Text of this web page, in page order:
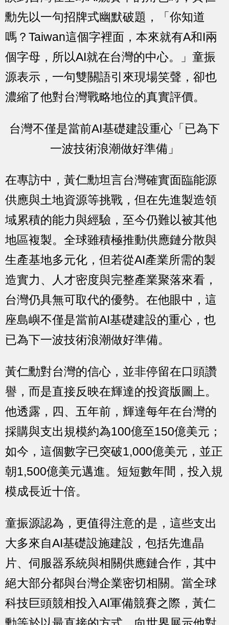
勳先以一句招牌式幽默破題，「你知道
嗎？Taiwan這個字裡面，本來就有A和I兩
個字母，所以AI就在台灣的中心。」童振
源表示，一句雙關語引來現場笑聲，卻也
濃縮了他對台灣戰略地位的真實評價。
台灣不僅是當前AI基礎建設重心「已為下
一波技術浪潮做好準備」
在專訪中，黃仁勳坦言台灣確實面臨能源
供應與土地資源等挑戰，但在先進製造領
域累積的能力與經驗，至今仍難以被其他
地區複製。全球雖積極推動供應鏈分散與
生產基地多元化，但若從AI產業所需的製
造實力、人才密度與完整產業聚落來看，
台灣仍具無可取代的優勢。在他眼中，這
座島嶼不僅是當前AI基礎建設的重心，也
已為下一波技術浪潮做好準備。
黃仁勳對台灣的信心，並非停留在口頭讚
譽，而是直接反映在輝達的投資版圖上。
他透露，四、五年前，輝達每年在台灣的
採購與支出規模約為100億至150億美元；
如今，這個數字已突破1,000億美元，並正
朝1,500億美元邁進。短短數年間，投入規
模成長近十倍。
童振源認為，更值得注意的是，這些支出
大多來自AI基礎設施建設，包括先進晶
片、伺服器系統與相關供應鏈合作，其中
絕大部分都與台灣企業密切相關。當全球
科技巨頭競相投入AI軍備競賽之際，黃仁